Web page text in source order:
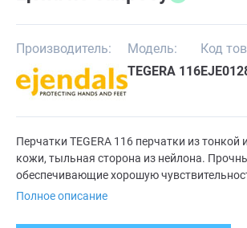
Производитель:
Модель:
TEGERA 116
Код
Перчатки TEGERA 116 перчатки из тонкой
кожи, тыльная сторона из нейлона.
обеспечивающие хорошую
пальцев. На перчатках в районе запястья
Полное описание